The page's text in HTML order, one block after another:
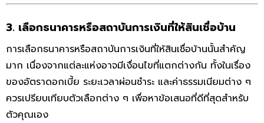
3. เลือกธนาคารหรือสถาบันการเงินที่ให้สินเชื่อบ้าน
การเลือกธนาคารหรือสถาบันการเงินที่ให้สินเชื่อบ้านนั้นสำคัญ
มาก เนื่องจากแต่ละแห่งอาจมีเงื่อนไขที่แตกต่างกัน ทั้งในเรื่อง
ของอัตราดอกเบี้ย ระยะเวลาผ่อนชำระ และค่าธรรมเนียมต่าง ๆ
ควรเปรียบเทียบตัวเลือกต่าง ๆ เพื่อหาข้อเสนอที่ดีที่สุดสำหรับ
ตัวคุณเอง